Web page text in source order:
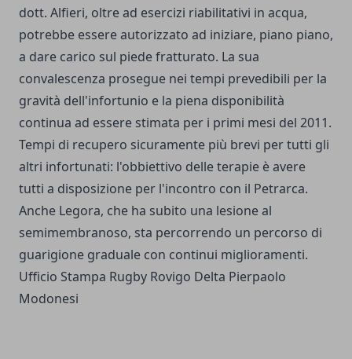
dott. Alfieri, oltre ad esercizi riabilitativi in acqua,
potrebbe essere autorizzato ad iniziare, piano piano,
a dare carico sul piede fratturato. La sua
convalescenza prosegue nei tempi prevedibili per la
gravità dell'infortunio e la piena disponibilità
continua ad essere stimata per i primi mesi del 2011.
Tempi di recupero sicuramente più brevi per tutti gli
altri infortunati: l'obbiettivo delle terapie è avere
tutti a disposizione per l'incontro con il Petrarca.
Anche Legora, che ha subito una lesione al
semimembranoso, sta percorrendo un percorso di
guarigione graduale con continui miglioramenti.
Ufficio Stampa Rugby Rovigo Delta Pierpaolo
Modonesi